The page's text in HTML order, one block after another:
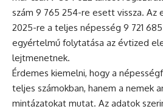
szám 9 765 254-re esett vissza. Az
2025-re a teljes népesség 9 721
egyértelmű folytatása az évtized
lejtmenetnek.
Érdemes kiemelni, hogy a
teljes számokban, hanem a nemek
mintázatokat mutat. Az adatok